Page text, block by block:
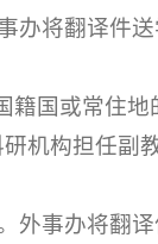
办将翻译件送
籍国或常住
机构担任副
外事办将翻译